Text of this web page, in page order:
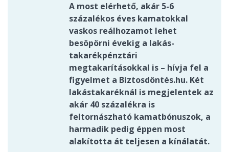
A most elérhető, akár 5-6
százalékos éves kamatokkal
vaskos reálhozamot lehet
besöpörni évekig a lakás-
takarékpénztári
megtakarításokkal is – hívja fel a
figyelmet a Biztosdöntés.hu. Két
lakástakaréknál is megjelentek az
akár 40 százalékra is
feltornászható kamatbónuszok, a
harmadik pedig éppen most
alakította át teljesen a kínálatát.